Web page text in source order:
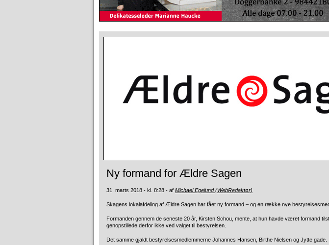
Ny formand for Ældre Sagen
31. marts 2018 - kl. 8:28 - af Michael Egelund (WebRedaktør)
Skagens lokalafdeling af Ældre Sagen har fået ny formand – og en række nye
Formanden gennem de seneste 20 år, Kirsten Schou, mente, at hun havde været formand
genopstillede derfor ikke ved valget til bestyrelsen.
Det samme gjaldt bestyrelsesmedlemmerne Johannes Hansen, Birthe Nielsen og Jytte gade.